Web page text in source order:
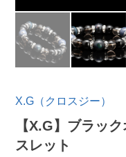
X.G（クロスジー）
【X.G】ブラッ
スレット